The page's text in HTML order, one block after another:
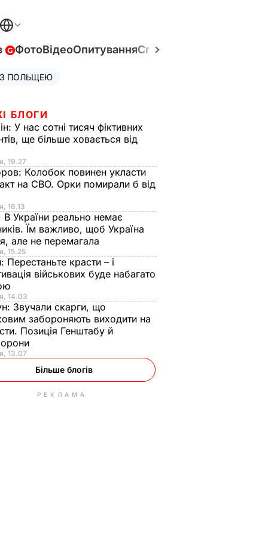
ФотоВідеоОпитуванняСпецпроєкти
ПОЛЬЩЕЮ
БЛОГИ
У нас сотні тисяч фіктивних
ще більше ховається від
19.27
Колобок повинен укласти
на СВО. Орки помирали б від
16.13
В України реально немає
Їм важливо, щоб Україна
але не перемагала
15.25
Перестаньте красти – і
військових буде набагато
14.03
Звучали скарги, що
забороняють виходити на
Позиція Генштабу й
13.07
Більше блогів
РЕКЛАМА